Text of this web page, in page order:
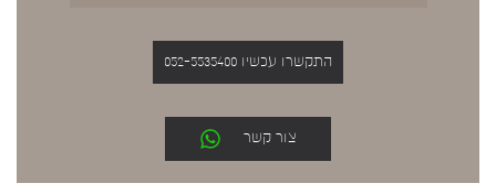
התקשרו עכשיו 052-5535400
צור קשר